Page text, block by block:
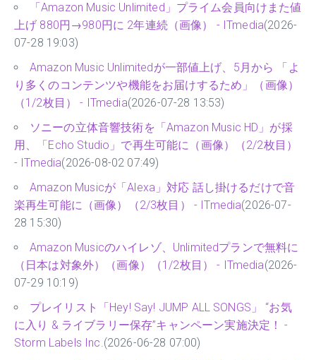
「Amazon Music Unlimited」プライム会員向けまた値
上げ 880円→980円に 2年連続（画像） - ITmedia(2026-
07-28 19:03)
Amazon Music Unlimitedが一部値上げ、5月から 「よ
り多くのコンテンツや機能をお届けするため」（画像）
（1/2枚目） - ITmedia(2026-07-28 13:53)
ソニーの立体音響技術を「Amazon Music HD」が採
用、「Echo Studio」で再生可能に（画像）（2/2枚目）
- ITmedia(2026-08-02 07:49)
Amazon Musicが「Alexa」対応 話し掛けるだけで音
楽再生可能に（画像）（2/3枚目） - ITmedia(2026-07-
28 15:30)
Amazon Musicのハイレゾ、Unlimitedプランで無料に
（日本は対象外）（画像）（1/2枚目） - ITmedia(2026-
07-29 10:19)
プレイリスト「Hey! Say! JUMP ALL SONGS」 “お気
に入り & ライブラリー保存”キャンペーン実施決定！ -
Storm Labels Inc.(2026-06-28 07:00)